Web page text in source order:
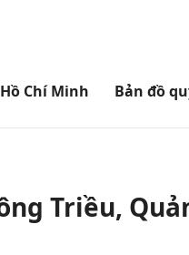
Chí Minh Bản đồ
Triều,